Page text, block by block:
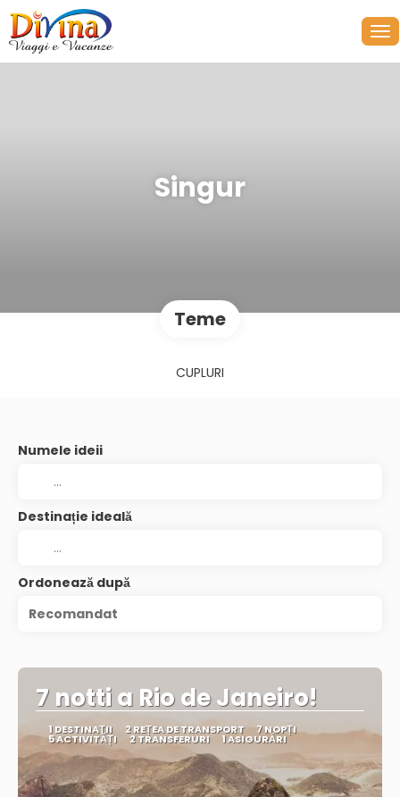
Singur
Teme
CUPLURI
Numele ideii
Destinație ideală
Ordonează după
Recomandat
7 notti a Rio de Janeiro!
1 DESTINAŢII 2 REȚEA DE TRANSPORT 7 NOPȚI
5 ACTIVITĂȚI 2 TRANSFERURI 1 ASIGURĂRI